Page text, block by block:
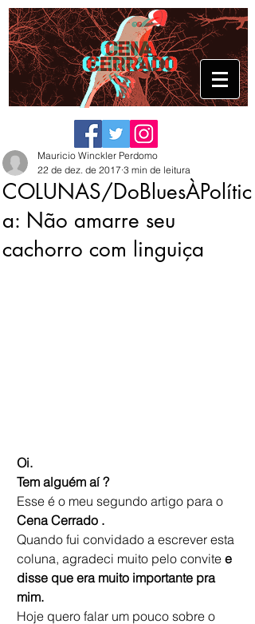
COLUNAS/DoBluesÀPolític
a: Não amarre seu
cachorro com linguiça
Mauricio Winckler Perdomo
22 de dez. de 2017 3 min de leitura
Oi.
Tem alguém aí ?
Esse é o meu segundo artigo para o
Cena Cerrado .
Quando fui convidado a escrever esta
coluna, agradeci muito pelo convite e
disse que era muito importante pra
mim.
Hoje quero falar um pouco sobre o